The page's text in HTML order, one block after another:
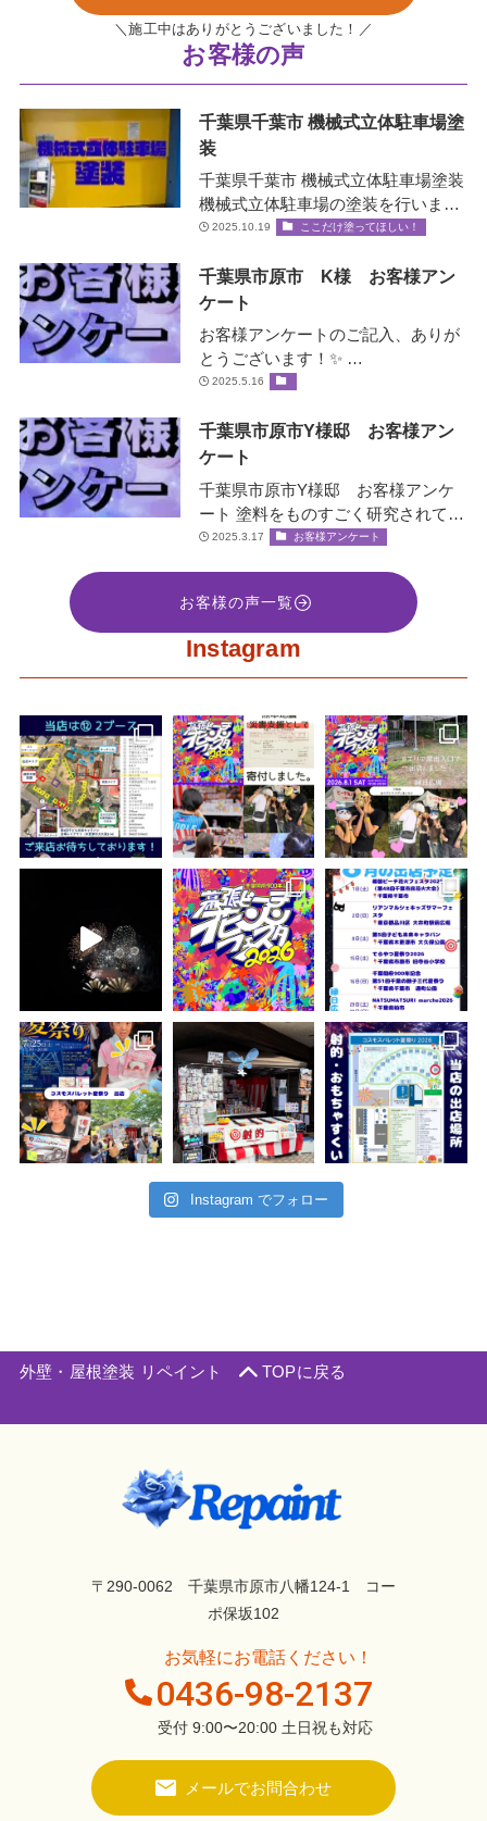
＼施工中はありがとうございました！／
お客様の声
千葉県千葉市 機械式立体駐車場塗
装
千葉県千葉市 機械式立体駐車場塗装
機械式立体駐車場の塗装を行いまし
た！✨ 機械式立体駐車場とは？ エレ
2025.10.19 ここだけ塗ってほしい！
千葉県市原市 K様 お客様アン
ケート
お客様アンケートのご記入、ありが
とうございます！✨ …
2025.5.16
千葉県市原市Y様邸 お客様アン
ケート
千葉県市原市Y様邸 お客様アンケ
ート 塗料をものすごく研究されてい
て、お客様の大事な家を守ると言う
2025.3.17 お客様アンケート
お客様の声一覧
Instagram
Instagram でフォロー
外壁・屋根塗装 リペイント TOPに戻る
〒290-0062 千葉県市原市八幡124-1 コー
ポ保坂102
お気軽にお電話ください！
0436-98-2137
受付 9:00〜20:00 土日祝も対応
メールでお問合わせ